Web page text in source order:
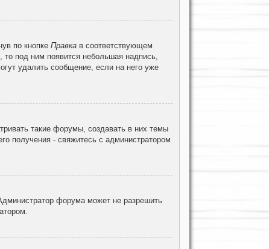
по кнопке Правкав соответствующем
то под ним появится небольшая надпись,
удалить сообщение, если на него уже
такие форумы, создавать в них темы
получения - свяжитесь с администратором
форума может не разрешить